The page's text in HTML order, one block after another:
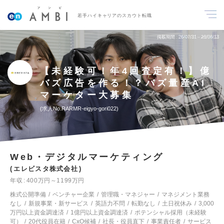
若手ハイキャリアのスカウト転職
掲載期間 26/07/31～26/08/13
【未経験可！年4回査定有！】億
バズ広告を作る！？バズ量産AI
マーケター大募集
求人No.RARMR-eigyo-gori022
Web・デジタルマーケティング
エレビスタ株式会社
年収
400万円～1199万円
株式公開準備
ベンチャー企業 管理職・マネジャー
マネジメント業務
なし
新規事業・新サービス 英語力不問 転勤なし 土日祝休み
3,000
万円以上資金調達済
1億円以上資金調達済
ポテンシャル採用（未経験
可）
20代役員在籍 CxO候補 社長・役員直下 事業責任者
サービス